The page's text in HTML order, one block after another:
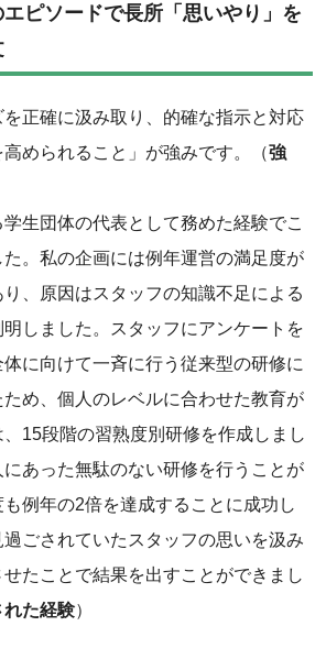
ピソードで長所「思いやり」を
正確に汲み取り、的確な指示と対応
められること」が強みです。（強
生団体の代表として務めた経験でこ
。私の企画には例年運営の満足度が
、原因はスタッフの知識不足による
しました。スタッフにアンケートを
に向けて一斉に行う従来型の研修に
め、個人のレベルに合わせた教育が
15段階の習熟度別研修を作成しまし
あった無駄のない研修を行うことが
例年の2倍を達成することに成功し
ごされていたスタッフの思いを汲み
たことで結果を出すことができまし
れた経験）